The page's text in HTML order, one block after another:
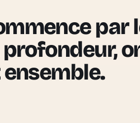
par
profondeur,